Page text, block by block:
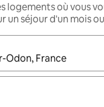
logements où vous
un séjour d'un mois
s'affichent,